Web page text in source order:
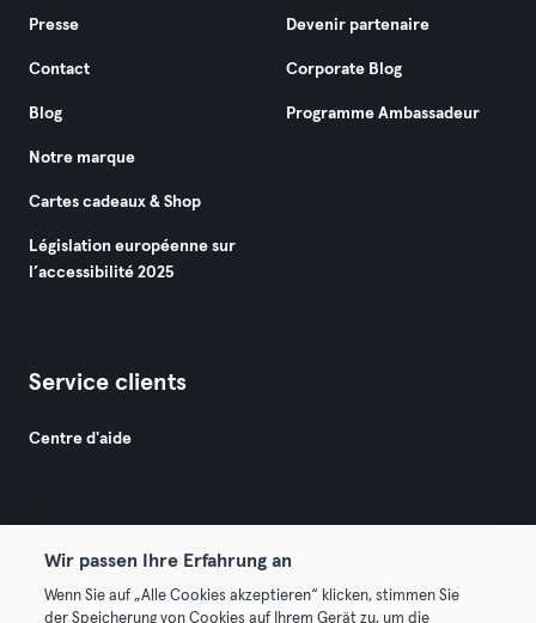
Presse
Contact
Blog
Notre marque
Cartes cadeaux & Shop
Législation européenne sur
l’accessibilité 2025
Devenir partenaire
Corporate Blog
Programme Ambassadeur
Service clients
Centre d'aide
© 2026 Urban Sports Group GmbH. All rights reserved.
Wir passen Ihre Erfahrung an
Wenn Sie auf „Alle Cookies akzeptieren“ klicken, stimmen Sie
der Speicherung von Cookies auf Ihrem Gerät zu, um die